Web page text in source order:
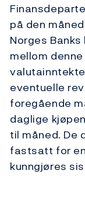
på den
Norges
mellom
eventuelle
foregående
daglige
til måned. De
fastsatt for
kunngjøres